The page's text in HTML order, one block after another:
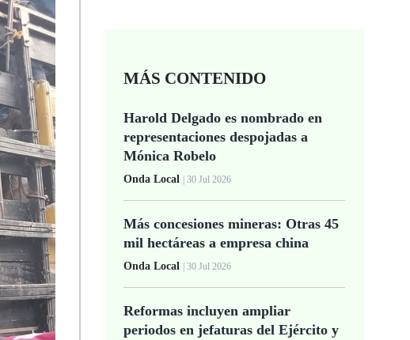
MÁS CONTENIDO
Harold Delgado es nombrado en
representaciones despojadas a
Mónica Robelo
Onda Local | 30 Jul 2026
Más concesiones mineras: Otras 45
mil hectáreas a empresa china
Onda Local | 30 Jul 2026
Reformas incluyen ampliar
periodos en jefaturas del Ejército y